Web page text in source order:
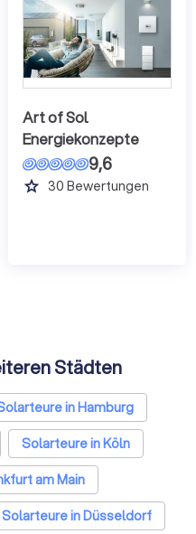
Art of Sol
Energiekonzepte
9,6
grade 30 Bewertungen
Städten
in Hamburg
Solarteure in Köln
am Main
Solarteure in Düsseldorf